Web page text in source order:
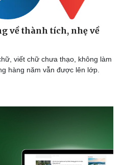
về thành tích, nhẹ về
viết chữ chưa thạo, không làm
hàng năm vẫn được lên lớp.